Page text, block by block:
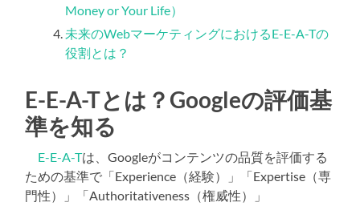
Money or Your Life）
未来のWebマーケティングにおけるE-E-A-Tの
役割とは？
E-E-A-Tとは？Googleの評価基
準を知る
E-E-A-Tは、Googleがコンテンツの品質を評価する
ための基準で「Experience（経験）」「Expertise（専
門性）」「Authoritativeness（権威性）」